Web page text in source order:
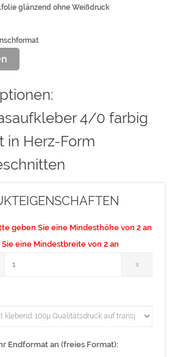
glänzend ohne Weißdruck
3 mm größer als das Endformat
kurzen Seite: 1,30m
benötigen wir von Ihnen in der pdf-
ein, die Sie cutkontur nennen und
4/0 farbig
in Herz-Form
geben Sie eine Mindesthöhe von 2 an
eine Mindestbreite von 2 an
x
Endformat an (freies Format):